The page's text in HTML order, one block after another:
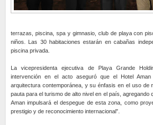
terrazas, piscina, spa y gimnasio, club de playa con
niños. Las 30 habitaciones estarán en cabañas
piscina privada.
La vicepresidenta ejecutiva de Playa Grande
intervención en el acto aseguró que el Hotel
arquitectura contemporánea, y su énfasis en el uso de
pauta para el turismo de alto nivel en el país, agregando
Aman impulsará el despegue de esta zona, como
prestigio y de reconocimiento internacional”.